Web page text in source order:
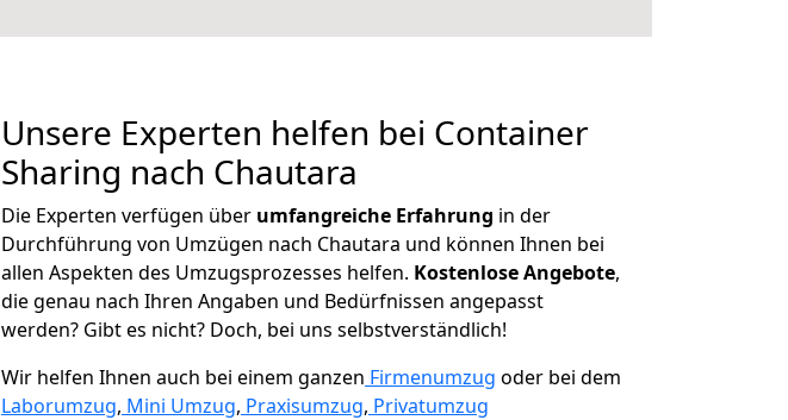
Unsere Experten helfen bei Container
Sharing nach Chautara
Die Experten verfügen über umfangreiche Erfahrung in der
Durchführung von Umzügen nach Chautara und können Ihnen bei
allen Aspekten des Umzugsprozesses helfen. Kostenlose Angebote,
die genau nach Ihren Angaben und Bedürfnissen angepasst
werden? Gibt es nicht? Doch, bei uns selbstverständlich!
Wir helfen Ihnen auch bei einem ganzen Firmenumzug oder bei dem
Laborumzug, Mini Umzug, Praxisumzug, Privatumzug